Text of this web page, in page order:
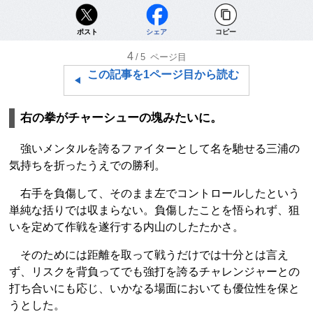
ポスト シェア コピー
4 /5 ページ目
この記事を1ページ目から読む
右の拳がチャーシューの塊みたいに。
強いメンタルを誇るファイターとして名を馳せる三浦の
気持ちを折ったうえでの勝利。
右手を負傷して、そのまま左でコントロールしたという
単純な括りでは収まらない。負傷したことを悟られず、狙
いを定めて作戦を遂行する内山のしたたかさ。
そのためには距離を取って戦うだけでは十分とは言え
ず、リスクを背負ってでも強打を誇るチャレンジャーとの
打ち合いにも応じ、いかなる場面においても優位性を保と
うとした。